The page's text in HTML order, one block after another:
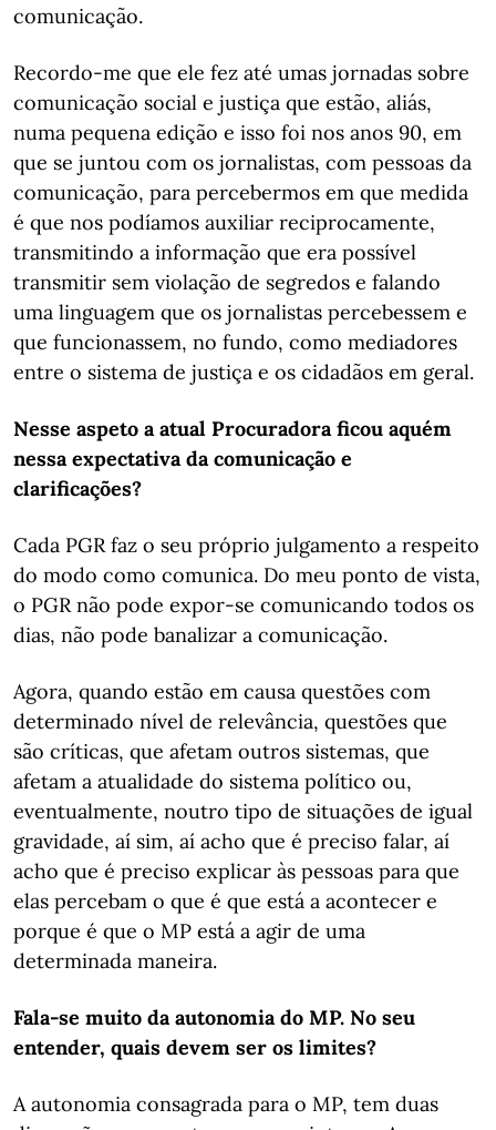
comunicação.
Recordo-me que ele fez até umas jornadas sobre
comunicação social e justiça que estão, aliás,
numa pequena edição e isso foi nos anos 90, em
que se juntou com os jornalistas, com pessoas da
comunicação, para percebermos em que medida
é que nos podíamos auxiliar reciprocamente,
transmitindo a informação que era possível
transmitir sem violação de segredos e falando
uma linguagem que os jornalistas percebessem e
que funcionassem, no fundo, como mediadores
entre o sistema de justiça e os cidadãos em geral.
Nesse aspeto a atual Procuradora ficou aquém
nessa expectativa da comunicação e
clarificações?
Cada PGR faz o seu próprio julgamento a respeito
do modo como comunica. Do meu ponto de vista,
o PGR não pode expor-se comunicando todos os
dias, não pode banalizar a comunicação.
Agora, quando estão em causa questões com
determinado nível de relevância, questões que
são críticas, que afetam outros sistemas, que
afetam a atualidade do sistema político ou,
eventualmente, noutro tipo de situações de igual
gravidade, aí sim, aí acho que é preciso falar, aí
acho que é preciso explicar às pessoas para que
elas percebam o que é que está a acontecer e
porque é que o MP está a agir de uma
determinada maneira.
Fala-se muito da autonomia do MP. No seu
entender, quais devem ser os limites?
A autonomia consagrada para o MP, tem duas